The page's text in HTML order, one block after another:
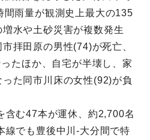
間雨量が観測史上最大の135
水や土砂災害が複数発生
拝田原の男性(74)が死亡、
たほか、自宅が半壊し、家
た同市川床の女性(92)が負
含む47本が運休、約2,700名
線でも豊後中川-大分間で特